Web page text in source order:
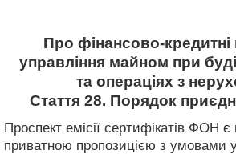
Про фінансово-кредитні
управління майном при
та операціях з
Стаття 28. Порядок
Проспект емісії сертифікатів ФОН
приватною пропозицією з умовами